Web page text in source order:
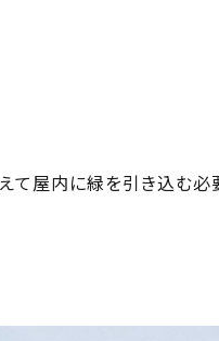
て屋内に緑を引き込む